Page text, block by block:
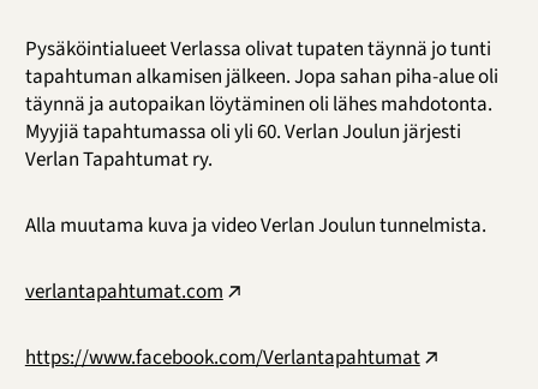
Pysäköintialueet Verlassa olivat tupaten täynnä jo tunti
tapahtuman alkamisen jälkeen. Jopa sahan piha-alue oli
täynnä ja autopaikan löytäminen oli lähes mahdotonta.
Myyjiä tapahtumassa oli yli 60. Verlan Joulun järjesti
Verlan Tapahtumat ry.
Alla muutama kuva ja video Verlan Joulun tunnelmista.
verlantapahtumat.com
https://www.facebook.com/Verlantapahtumat